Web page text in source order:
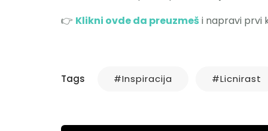
👉 Klikni ovde da preuzmeši napravi prvi
Tags #inspiracija #licnirast
Kako se bolje organizovati?